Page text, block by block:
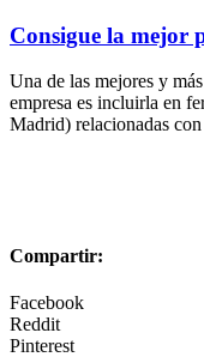
Consigue la mejor
Una de las mejores y
empresa es incluirla en
Madrid) relacionadas con
Compartir:
Facebook
Reddit
Pinterest